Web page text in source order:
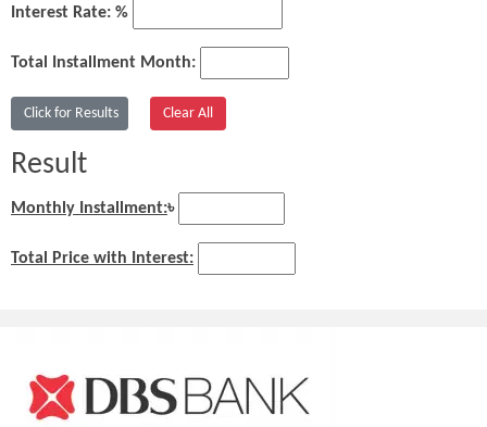
Interest Rate: %
Total Installment Month:
Result
Monthly Installment:৳
Total Price with Interest: